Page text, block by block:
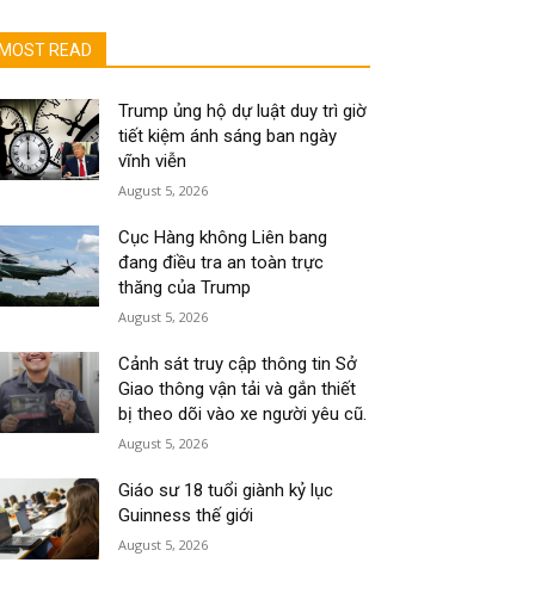
MOST READ
Trump ủng hộ dự luật duy trì giờ
tiết kiệm ánh sáng ban ngày
vĩnh viễn
August 5, 2026
Cục Hàng không Liên bang
đang điều tra an toàn trực
thăng của Trump
August 5, 2026
Cảnh sát truy cập thông tin Sở
Giao thông vận tải và gắn thiết
bị theo dõi vào xe người yêu cũ.
August 5, 2026
Giáo sư 18 tuổi giành kỷ lục
Guinness thế giới
August 5, 2026